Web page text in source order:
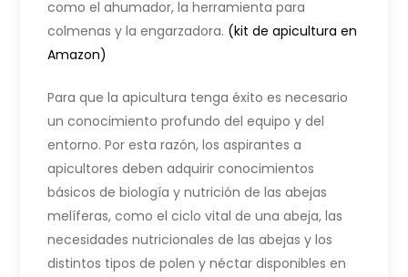
como el ahumador, la herramienta para
colmenas y la engarzadora. (kit de apicultura en
Amazon)
Para que la apicultura tenga éxito es necesario
un conocimiento profundo del equipo y del
entorno. Por esta razón, los aspirantes a
apicultores deben adquirir conocimientos
básicos de biología y nutrición de las abejas
melíferas, como el ciclo vital de una abeja, las
necesidades nutricionales de las abejas y los
distintos tipos de polen y néctar disponibles en